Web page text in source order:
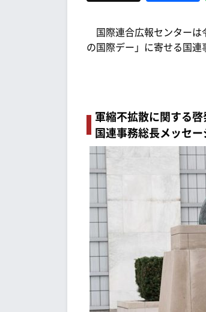
国際連合広報センターは
の国際デー」に寄せる国連
軍縮不拡散に関する
国連事務総長メッセー